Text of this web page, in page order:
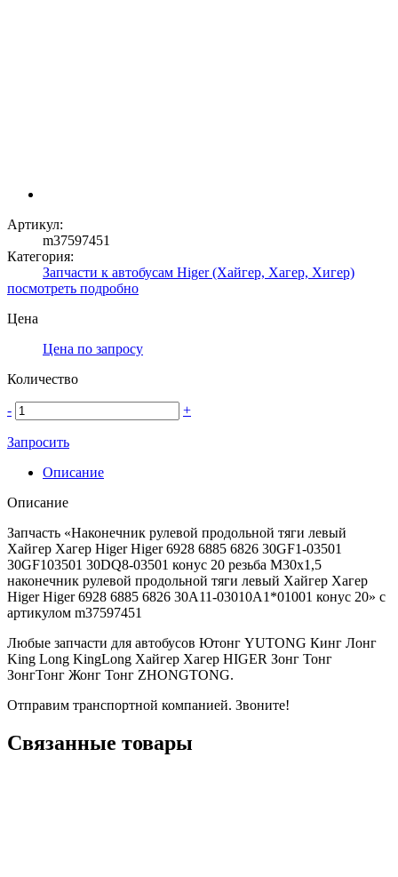
Артикул:
m37597451
Категория:
Запчасти к автобусам Higer (Хайгер, Хагер, Хигер)
посмотреть подробно
Цена
Цена по запросу
Количество
- +
Запросить
Описание
Описание
Запчасть «Наконечник рулевой продольной тяги левый
Хайгер Хагер Higer Higer 6928 6885 6826 30GF1-03501
30GF103501 30DQ8-03501 конус 20 резьба M30x1,5
наконечник рулевой продольной тяги левый Хайгер Хагер
Higer Higer 6928 6885 6826 30A11-03010A1*01001 конус 20» с
артикулом m37597451
Любые запчасти для автобусов Ютонг YUTONG Кинг Лонг
King Long KingLong Хайгер Хагер HIGER Зонг Тонг
ЗонгТонг Жонг Тонг ZHONGTONG.
Отправим транспортной компанией. Звоните!
Связанные товары